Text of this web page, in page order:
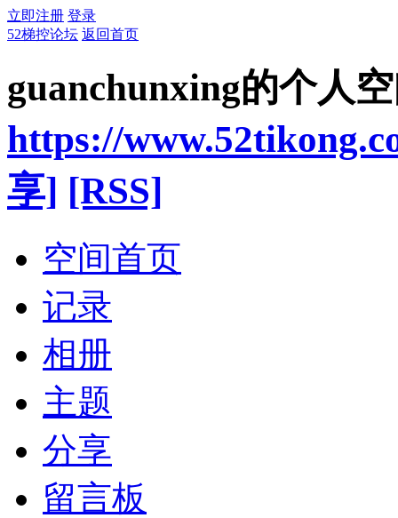
立即注册 登录
52梯控论坛 返回首页
guanchunxing的个人
https://
享] [RSS]
空间首页
记录
相册
主题
分享
留言板